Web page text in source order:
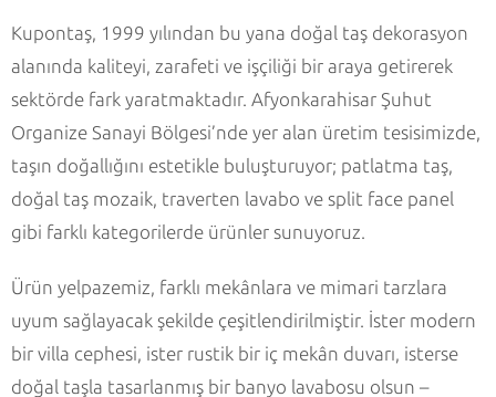
Kupontaş, 1999 yılından bu yana doğal taş dekorasyon
alanında kaliteyi, zarafeti ve işçiliği bir araya getirerek
sektörde fark yaratmaktadır. Afyonkarahisar Şuhut
Organize Sanayi Bölgesi’nde yer alan üretim tesisimizde,
taşın doğallığını estetikle buluşturuyor; patlatma taş,
doğal taş mozaik, traverten lavabo ve split face panel
gibi farklı kategorilerde ürünler sunuyoruz.
Ürün yelpazemiz, farklı mekânlara ve mimari tarzlara
uyum sağlayacak şekilde çeşitlendirilmiştir. İster modern
bir villa cephesi, ister rustik bir iç mekân duvarı, isterse
doğal taşla tasarlanmış bir banyo lavabosu olsun –